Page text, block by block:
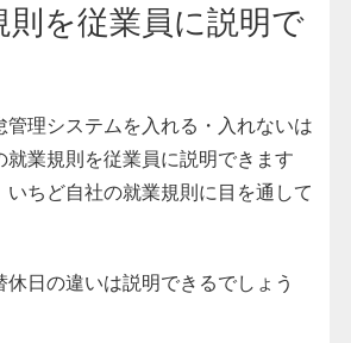
則を従業員に説明で
管理システムを入れる・入れないは
就業規則を従業員に説明できます
ちど自社の就業規則に目を通して
日の違いは説明できるでしょう